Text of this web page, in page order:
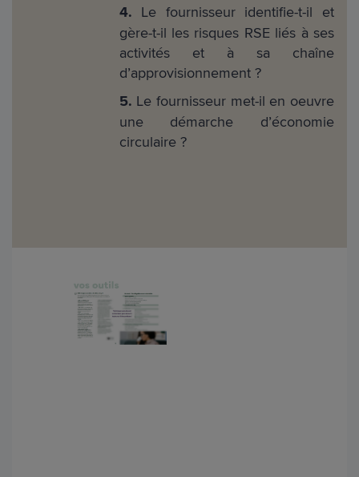
4. Le fournisseur identifie-t-il et
gère-t-il les risques RSE liés à ses
activités et à sa chaîne
d’approvisionnement ?
5. Le fournisseur met-il en oeuvre
une démarche d’économie
circulaire ?